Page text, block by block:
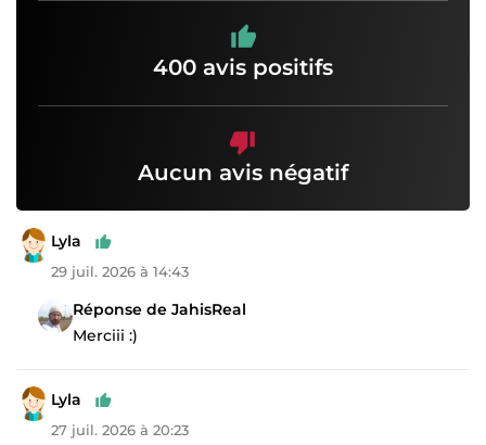
400 avis positifs
Aucun avis négatif
Lyla
29 juil. 2026 à 14:43
Réponse de JahisReal
Merciii :)
Lyla
27 juil. 2026 à 20:23